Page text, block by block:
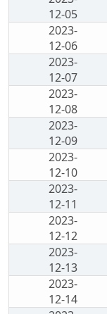
12-05
2023-
12-06
2023-
12-07
2023-
12-08
2023-
12-09
2023-
12-10
2023-
12-11
2023-
12-12
2023-
12-13
2023-
12-14